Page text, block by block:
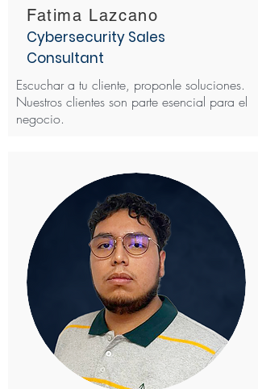
Fatima Lazcano
Cybersecurity Sales
Consultant
Escuchar a tu cliente, proponle soluciones.
Nuestros clientes son parte esencial para el
negocio.​​​